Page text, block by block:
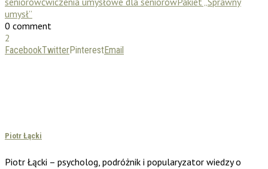
umysł”
0 comment
2
FacebookTwitterPinterestEmail
Piotr Łącki
Piotr Łącki – psycholog, podróżnik i popularyzator wiedzy o